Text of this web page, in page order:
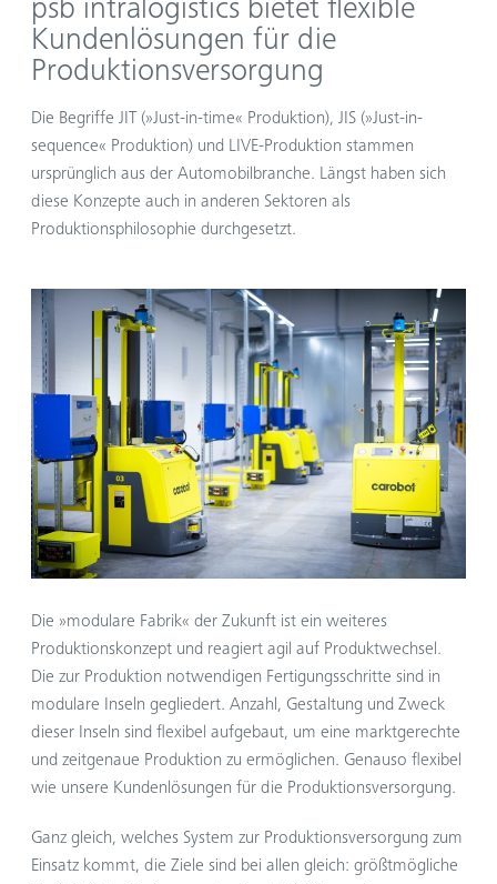
psb intralogistics bietet flexible
Kundenlösungen für die
Produktionsversorgung
Die Begriffe JIT (»Just-in-time« Produktion), JIS (»Just-in-
sequence« Produktion) und LIVE-Produktion stammen
ursprünglich aus der Automobilbranche. Längst haben sich
diese Konzepte auch in anderen Sektoren als
Produktionsphilosophie durchgesetzt.
Die »modulare Fabrik« der Zukunft ist ein weiteres
Produktionskonzept und reagiert agil auf Produktwechsel.
Die zur Produktion notwendigen Fertigungsschritte sind in
modulare Inseln gegliedert. Anzahl, Gestaltung und Zweck
dieser Inseln sind flexibel aufgebaut, um eine marktgerechte
und zeitgenaue Produktion zu ermöglichen. Genauso flexibel
wie unsere Kundenlösungen für die Produktionsversorgung.
Ganz gleich, welches System zur Produktionsversorgung zum
Einsatz kommt, die Ziele sind bei allen gleich: größtmögliche